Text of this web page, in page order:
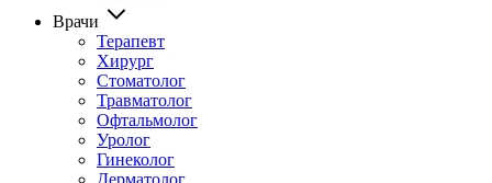
Врачи
Терапевт
Хирург
Стоматолог
Травматолог
Офтальмолог
Уролог
Гинеколог
Дерматолог